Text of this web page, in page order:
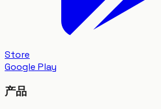
Store
Google Play
产品